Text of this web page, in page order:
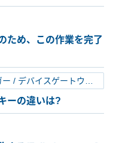
ため、この作業を完了
ーの違いは?